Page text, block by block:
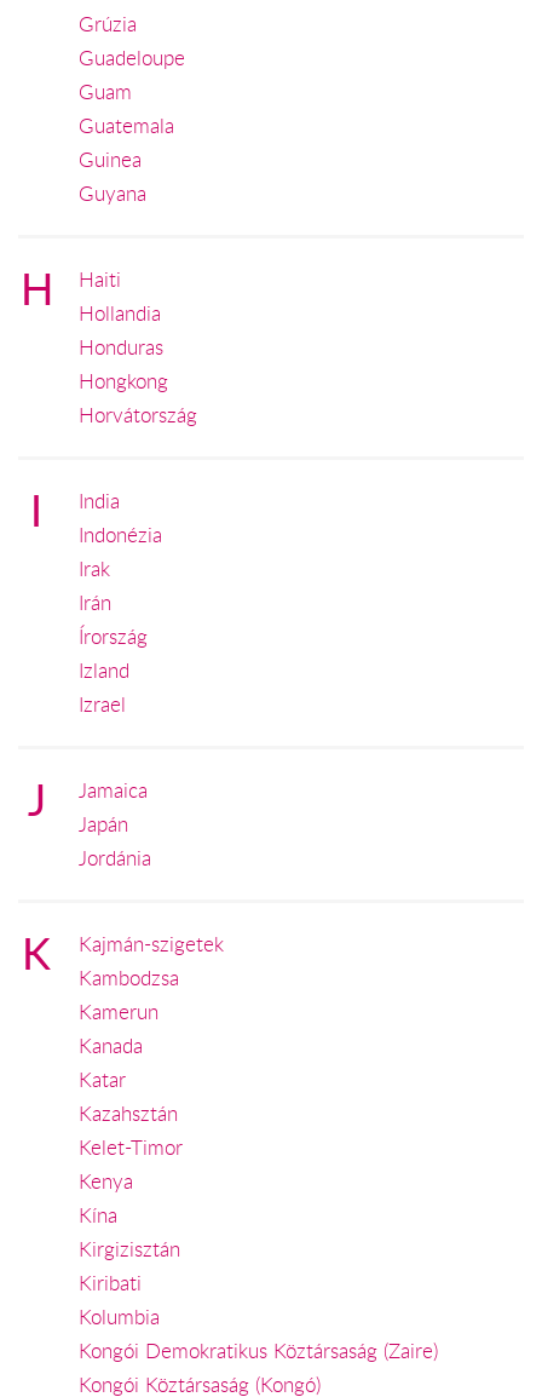
Grúzia
Guadeloupe
Guam
Guatemala
Guinea
Guyana
H
Haiti
Hollandia
Honduras
Hongkong
Horvátország
I
India
Indonézia
Irak
Irán
Írország
Izland
Izrael
J
Jamaica
Japán
Jordánia
K
Kajmán-szigetek
Kambodzsa
Kamerun
Kanada
Katar
Kazahsztán
Kelet-Timor
Kenya
Kína
Kirgizisztán
Kiribati
Kolumbia
Kongói Demokratikus Köztársaság (Zaire)
Kongói Köztársaság (Kongó)